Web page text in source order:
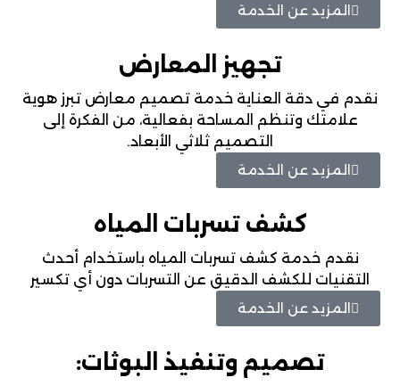
المزيد عن الخدمة
تجهيز المعارض
نقدم في دقة العناية خدمة تصميم معارض تبرز هوية
علامتك وتنظم المساحة بفعالية، من الفكرة إلى
التصميم ثلاثي الأبعاد.
المزيد عن الخدمة
كشف تسربات المياه
نقدم خدمة كشف تسربات المياه باستخدام أحدث
التقنيات للكشف الدقيق عن التسربات دون أي تكسير
المزيد عن الخدمة
تصميم وتنفيذ البوثات: